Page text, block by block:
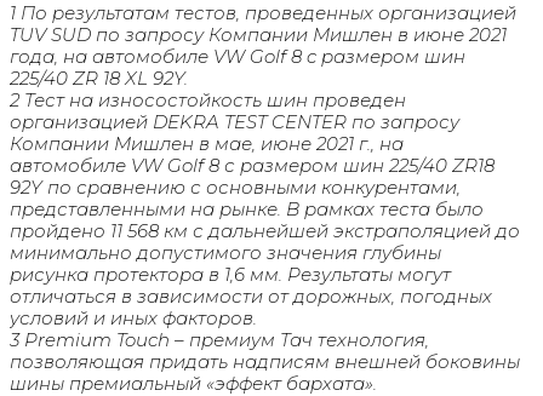
1 По результатам тестов, проведенных организацией
TUV SUD по запросу Компании Мишлен в июне 2021
года, на автомобиле VW Golf 8 c размером шин
225/40 ZR 18 XL 92Y.
2 Тест на износостойкость шин проведен
организацией DEKRA TEST CENTER по запросу
Компании Мишлен в мае, июне 2021 г., на
автомобиле VW Golf 8 с размером шин 225/40 ZR18
92Y по сравнению с основными конкурентами,
представленными на рынке. В рамках теста было
пройдено 11 568 км с дальнейшей экстраполяцией до
минимально допустимого значения глубины
рисунка протектора в 1,6 мм. Результаты могут
отличаться в зависимости от дорожных, погодных
условий и иных факторов.
3 Premium Touch – премиум Тач технология,
позволяющая придать надписям внешней боковины
шины премиальный «эффект бархата».